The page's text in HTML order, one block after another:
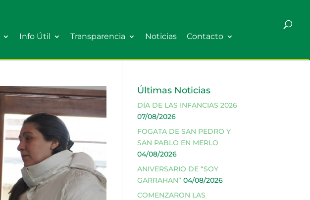
Info Útil Transparencia Noticias Contacto
Últimas Noticias
DÍA DE LAS INFANCIAS 2026
07/08/2026
FOGATA DE SAN PEDRO Y
SAN PABLO EN MERLO
04/08/2026
ANIVERSARIO DE “SOY
GARRAHAN” 04/08/2026
COMENZARON LAS